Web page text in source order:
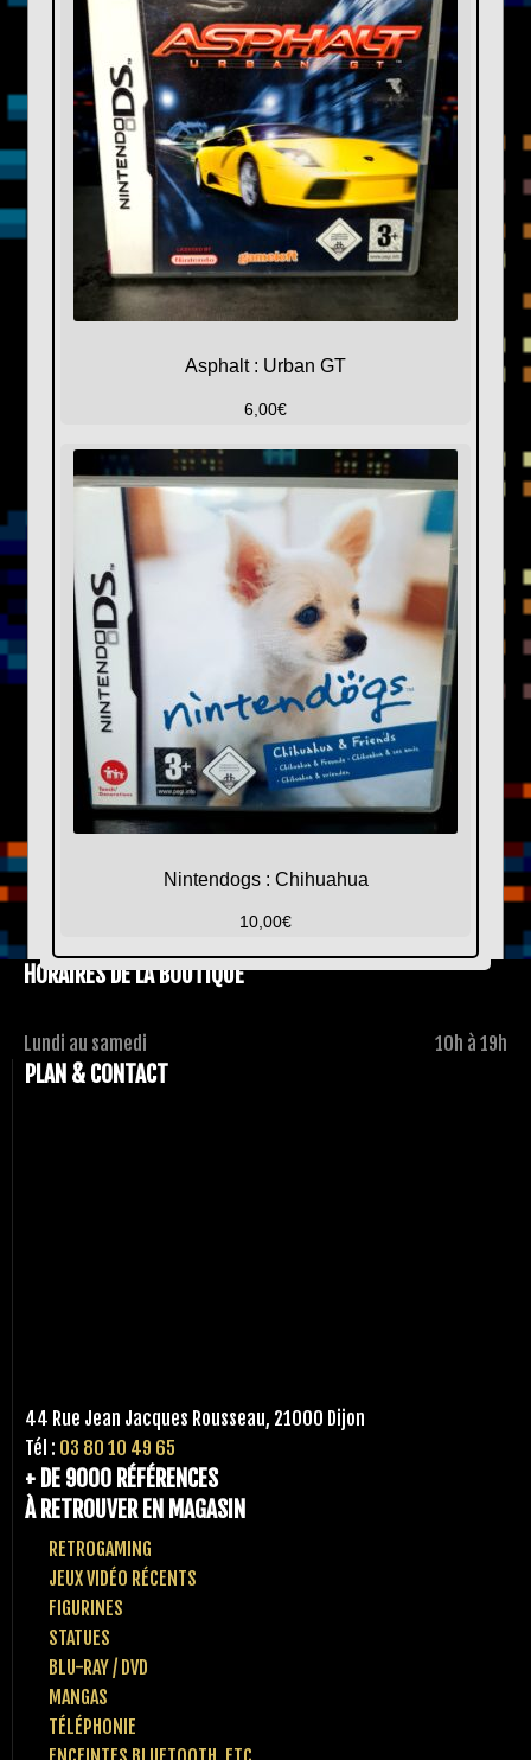
Asphalt : Urban GT
6,00€
Nintendogs : Chihuahua
10,00€
HORAIRES DE LA BOUTIQUE
Lundi au samedi 10h à 19h
PLAN & CONTACT
44 Rue Jean Jacques Rousseau, 21000 Dijon
Tél : 03 80 10 49 65
+ DE 9000 RÉFÉRENCES
À RETROUVER EN MAGASIN
RETROGAMING
JEUX VIDÉO RÉCENTS
FIGURINES
STATUES
BLU-RAY / DVD
MANGAS
TÉLÉPHONIE